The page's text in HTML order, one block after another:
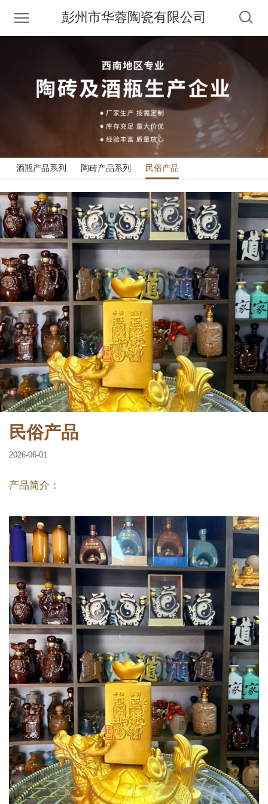
彭州市华蓉陶瓷有限公司
酒瓶产品系列 陶砖产品系列 民俗产品
民俗产品
2026-06-01
产品简介：